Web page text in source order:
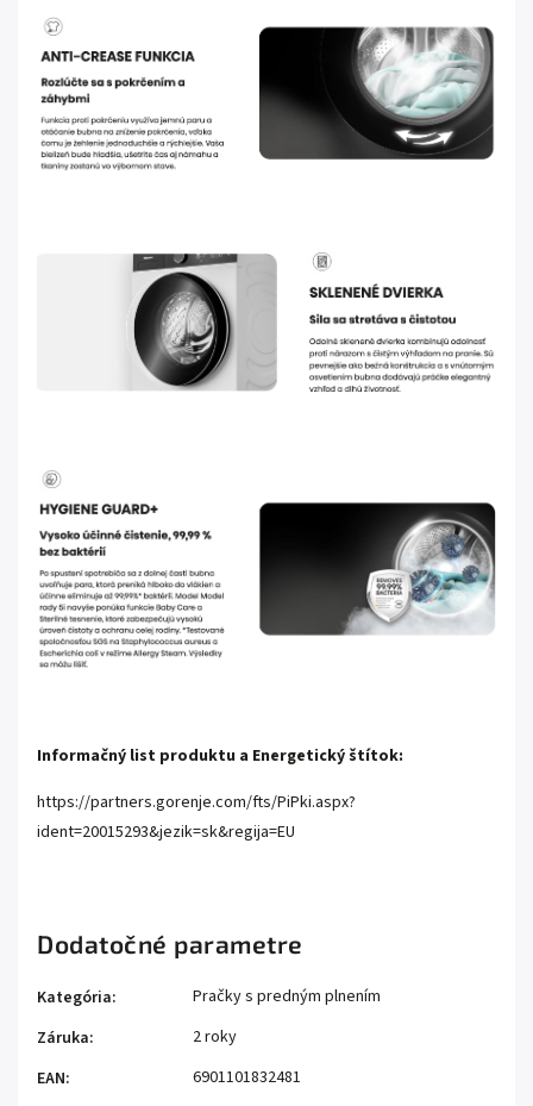
Informačný list produktu a Energetický štítok:
https://partners.gorenje.com/fts/PiPki.aspx?
ident=20015293&jezik=sk&regija=EU
Dodatočné parametre
Kategória:
Pračky s predným plnením
Záruka:
2 roky
EAN: 6901101832481